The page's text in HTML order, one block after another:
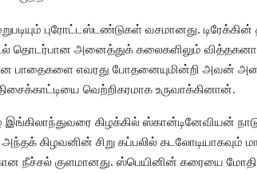
புரோட்டஸ்டண்டுகள் வசமானது.
தொடர்பான அனைத்துக் கலைகளிலும்
பாதைகளை எவரது போதனையுமின்றி
வெற்றிகரமாக உருவாக்கினான்.
இங்கிலாந்துவரை கிழக்கில் ஸ்கான்டினேவியன்
கிழவனின் சிறு கப்பலில் கடலோடியாகவும்
நீச்சல் குளமானது. ஸ்பெயினின் கரையை மோதி